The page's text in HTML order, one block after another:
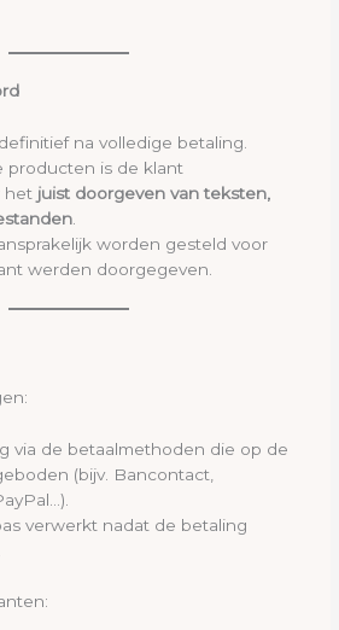
na volledige betaling.
producten is de klant
het juist doorgeven van teksten,
worden gesteld voor
werden doorgegeven.
via de betaalmethoden die op de
(bijv. Bancontact,
verwerkt nadat de betaling